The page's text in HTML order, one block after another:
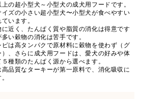
の超小型犬～小型犬の成犬用フードです。
イズの小さい超小型犬〜小型犬が食べやすい
います。
近く、たんぱく質や脂質の消化は得意です
い穀物の消化は苦手です。
ピは高タンパクで原材料に穀物を使わず（グ
）、さらに成犬用フードは、愛犬の好みや体
種類のたんぱく源から選べます。
高品質なターキーが第一原料で、消化吸収に